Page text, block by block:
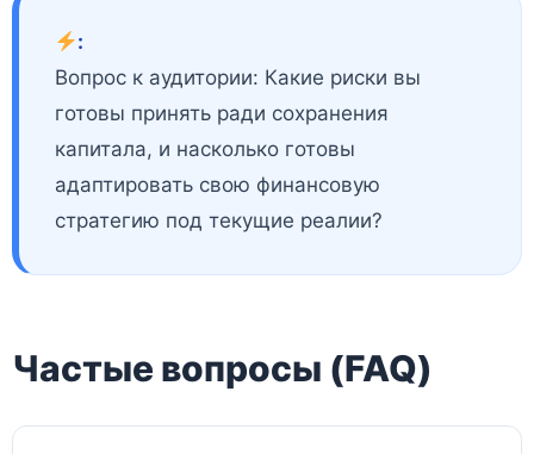
:
Вопрос к аудитории: Какие риски вы
готовы принять ради сохранения
капитала, и насколько готовы
адаптировать свою финансовую
стратегию под текущие реалии?
Частые вопросы (FAQ)